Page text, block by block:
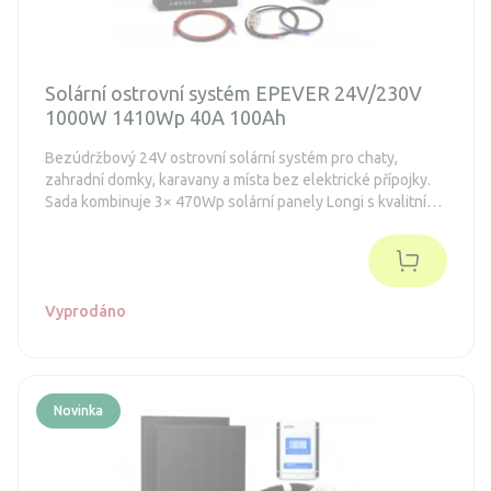
Solární ostrovní systém EPEVER 24V/230V
1000W 1410Wp 40A 100Ah
Bezúdržbový 24V ostrovní solární systém pro chaty,
zahradní domky, karavany a místa bez elektrické přípojky.
Sada kombinuje 3× 470Wp solární panely Longi s kvalitními
LiFePO4 baterií s kapacitou 2560Wh a měničem napětí
EPEVER IPower Plus 1000W 24V pro napájení 230V
spotřebičů. Systém je vhodný pro napájení LED osvětlení,
nabíjení mobilního telefonu, tabletu, rádia a notebooku,
Vyprodáno
Novinka